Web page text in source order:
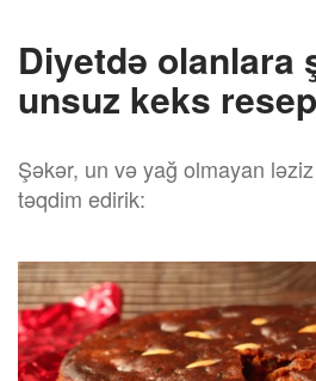
Diyetdə olanlara
unsuz keks
Şəkər, un və yağ olmayan
təqdim edirik: